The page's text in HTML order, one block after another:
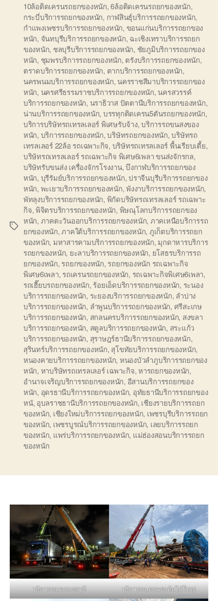
Tags
10ล้อติดเครนรถยกของหนัก,6ล้อติดเครนรถยกของหนัก,
กระบี่บริการรถยกของหนัก, กาฬสินธุ์บริการรถยกของหนัก,
กำแพงเพชรบริการรถยกของหนัก, ขอนแก่นบริการรถยกของ
หนัก, จันทบุรีบริการรถยกของหนัก, ฉะเชิงเทราบริการรถยก
ของหนัก, ชลบุรีบริการรถยกของหนัก, ชัยภูมิบริการรถยกของ
หนัก, ชุมพรบริการรถยกของหนัก, ตรังบริการรถยกของหนัก,
ตราดบริการรถยกของหนัก, ตากบริการรถยกของหนัก,
นครพนมบริการรถยกของหนัก, นครราชสีมาบริการรถยกของ
หนัก, นครศรีธรรมราชบริการรถยกของหนัก, นครสวรรค์
บริการรถยกของหนัก, นราธิวาส ปัตตานีบริการรถยกของหนัก,
น่านบริการรถยกของหนัก, บรรทุกติดเครน5ตันรถยกของหนัก,
บริการบริษัทรถเทรลเลอร์ พิเศษรับจ้าง,บริการรถขนสงของ
หนัก, บริการรถยกของหนัก,บริษัทรถยกของหนัก,บริษัทรถ
เทรลเลอร์ 22ล้อ รถเฉพาะกิจ, บริษัทรถเทรลเลอร์ พื้นเรียบเตี้ย,
บริษัทรถเทรลเลอร์ รถเฉพาะกิจ พิเศษ6เพลา ขนส่งจักรกล,
บริษัทรับขนส่ง เครื่องจักรโรงงาน,บึงกาฬบริการรถยกของ
หนัก, บุรีรัมย์บริการรถยกของหนัก,ปราจีนบุรีบริการรถยกของ
หนัก, พะเยาบริการรถยกของหนัก,พังงาบริการรถยกของหนัก,
พัทลุงบริการรถยกของหนัก, พิกัดบริษัทรถเทรลเลอร์ รถเฉพาะ
กิจ,พิจิตรบริการรถยกของหนัก, พิษณุโลกบริการรถยกของ
หนัก, ภาคตะวันออกบริการรถยกของหนัก, ภาคเหนือบริการรถ
ยกของหนัก,ภาคใต้บริการรถยกของหนัก, ภูเก็ตบริการรถยก
ของหนัก, มหาสารคามบริการรถยกของหนัก, มุกดาหารบริการ
รถยกของหนัก, ยะลาบริการรถยกของหนัก, ยโสธรบริการรถ
ยกของหนัก, รถยกของหนัก, รถยกของหนัก รถเฉพาะกิจ
พิเศษ6เพลา, รถเครนรถยกของหนัก, รถเฉพาะกิจพิเศษ6เพลา,
รถเฮี๊ยบรถยกของหนัก, ร้อยเอ็ดบริการรถยกของหนัก, ระนอง
บริการรถยกของหนัก, ระยองบริการรถยกของหนัก, ลำปาง
บริการรถยกของหนัก, ลำพูนบริการรถยกของหนัก, ศรีสะเกษ
บริการรถยกของหนัก, สกลนครบริการรถยกของหนัก, สงขลา
บริการรถยกของหนัก, สตูลบริการรถยกของหนัก, สระแก้ว
บริการรถยกของหนัก, สุราษฎร์ธานีบริการรถยกของหนัก,
สุรินทร์บริการรถยกของหนัก, สุโขทัยบริการรถยกของหนัก,
หนองคายบริการรถยกของหนัก, หนองบัวลำภูบริการรถยกของ
หนัก, หาบริษัทรถเทรลเลอร์ เฉพาะกิจ,หารถยกของหนัก,
อำนาจเจริญบริการรถยกของหนัก, อีสานบริการรถยกของ
หนัก, อุดรธานีบริการรถยกของหนัก, อุทัยธานีบริการรถยกของ
หนั, อุบลราชธานีบริการรถยกของหนัก, เชียงรายบริการรถยก
ของหนัก, เชียงใหม่บริการรถยกของหนัก, เพชรบุรีบริการรถยก
ของหนัก, เพชรบูรณ์บริการรถยกของหนัก, เลยบริการรถยก
ของหนัก, แพร่บริการรถยกของหนัก, แม่ฮ่องสอนบริการรถยก
ของหนัก
บริการรถเครนชลบุรี บริการรถเครนยกต้นไม้ใหญ่